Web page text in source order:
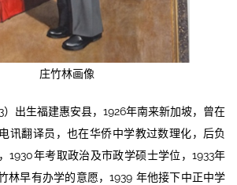
庄竹林画像
）出生福建惠安县，1926年南来新加坡，曾在
讯翻译员，也在华侨中学教过数理化，后负
1930年考取政治及市政学硕士学位，1933年
林早有办学的意愿，1939 年他接下中正中学